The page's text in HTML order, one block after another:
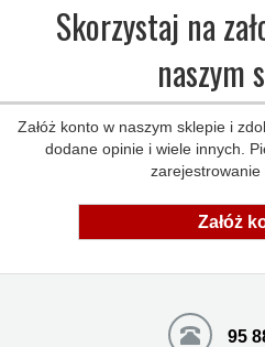
Skorzystaj na
naszym
Załóż konto w naszym sklepie i
dodane opinie i wiele innych.
zarejestrowanie
Załóż
95